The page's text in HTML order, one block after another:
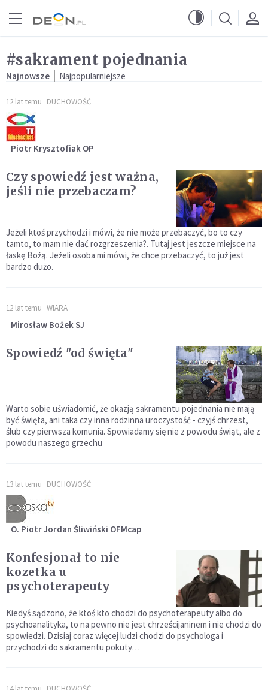
#sakrament pojednania
Najnowsze Najpopularniejsze
12 lat temu DUCHOWOŚĆ
Piotr Krysztofiak OP
Czy spowiedź jest ważna,
jeśli nie przebaczam?
Jeżeli ktoś przychodzi i mówi, że nie może przebaczyć, bo to czy
tamto, to mam nie dać rozgrzeszenia?. Tutaj jest jeszcze miejsce na
łaskę Bożą. Jeżeli osoba mi mówi, że chce przebaczyć, to już jest
bardzo dużo.
12 lat temu WIARA
Mirosław Bożek SJ
Spowiedź "od święta"
Warto sobie uświadomić, że okazją sakramentu pojednania nie mają
być święta, ani taka czy inna rodzinna uroczystość - czyjś chrzest,
ślub czy pierwsza komunia. Spowiadamy się nie z powodu świąt, ale z
powodu naszego grzechu
13 lat temu DUCHOWOŚĆ
O. Piotr Jordan Śliwiński OFMcap
Konfesjonał to nie
kozetka u
psychoterapeuty
Kiedyś sądzono, że ktoś kto chodzi do psychoterapeuty albo do
psychoanalityka, to na pewno nie jest chrześcijaninem i nie chodzi do
spowiedzi. Dzisiaj coraz więcej ludzi chodzi do psychologa i
przychodzi do sakramentu pokuty…